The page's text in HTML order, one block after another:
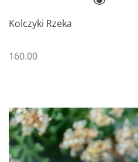
Kolczyki Rzeka
160.00